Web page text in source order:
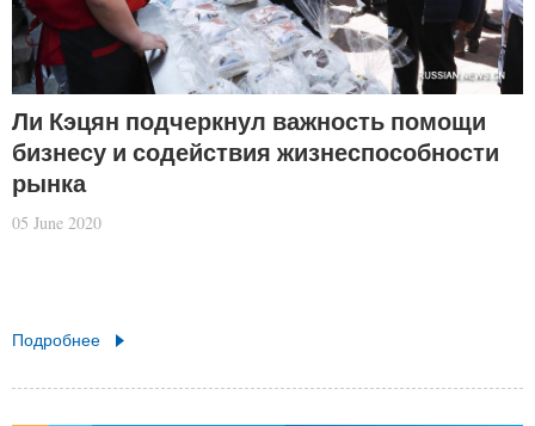
Ли Кэцян подчеркнул важность помощи
бизнесу и содействия жизнеспособности
рынка
05 June 2020
Подробнее